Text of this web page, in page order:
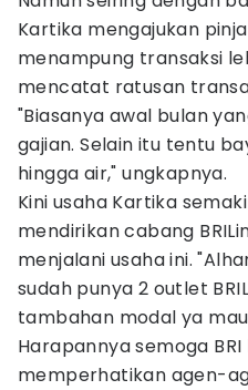
Kartika mengajukan
menampung transaksi
mencatat ratusan
"Biasanya awal bulan
gajian. Selain itu tentu
hingga air," ungkapnya.
Kini usaha Kartika
mendirikan cabang
menjalani usaha ini.
sudah punya 2 outlet
tambahan modal ya
Harapannya semoga
memperhatikan agen-